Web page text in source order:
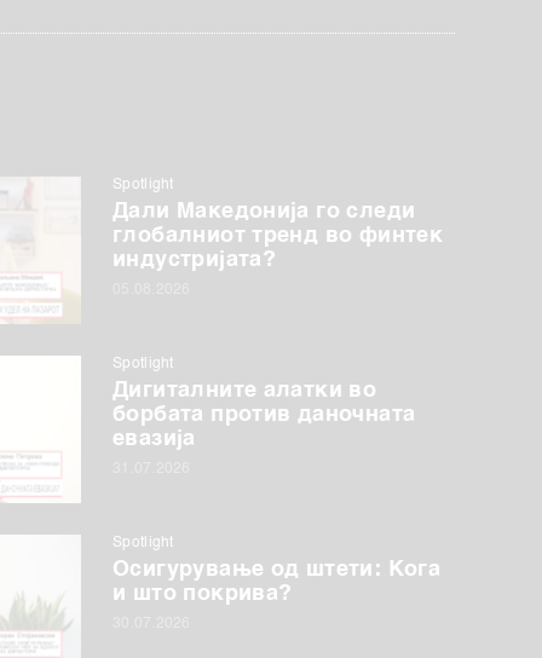
Spotlight
Дали Македонија го следи
глобалниот тренд во финтек
индустријата?
Spotlight
Дигиталните алатки во
борбата против даночната
евазија
Spotlight
Осигурување од штети: Кога
и што покрива?